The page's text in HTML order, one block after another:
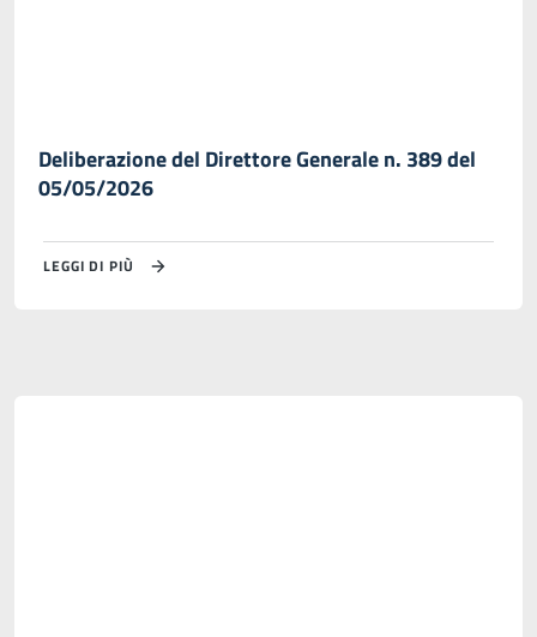
Deliberazione del Direttore Generale n. 389 del
05/05/2026
LEGGI DI PIÙ